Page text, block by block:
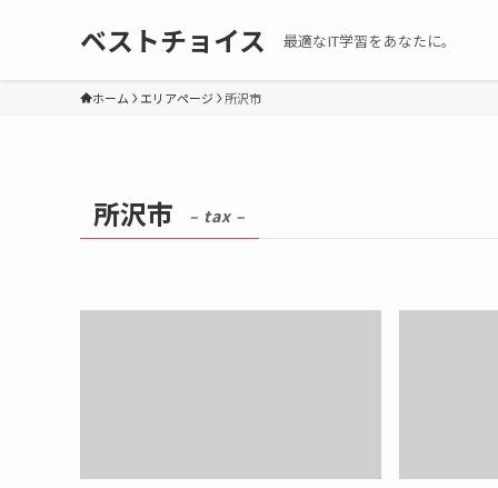
ベストチョイス 最適なIT学習をあなたに。
ホーム エリアページ 所沢市
所沢市 – tax –